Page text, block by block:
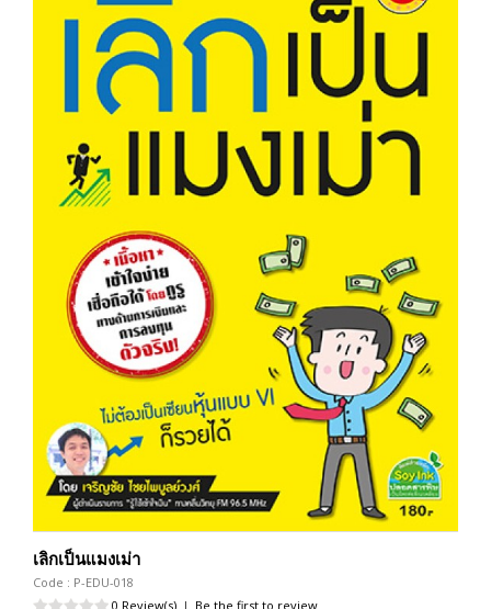
เลิกเป็นแมงเม่า
Code : P-EDU-018
0 Review(s) | Be the first to review